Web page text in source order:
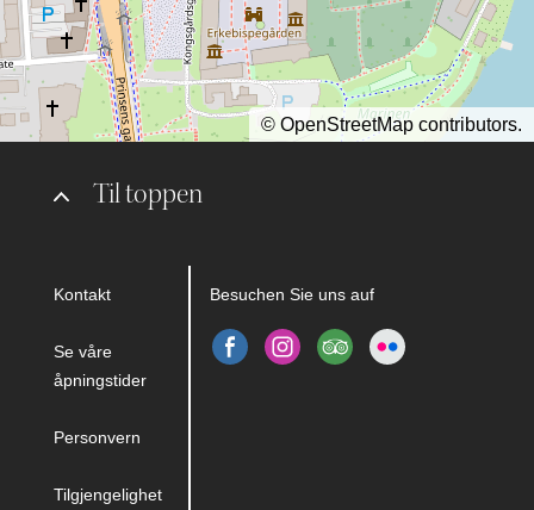
Til toppen
Kontakt
Se våre
åpningstider
Personvern
Tilgjengelighet
Besuchen Sie uns auf
© OpenStreetMap contributors.